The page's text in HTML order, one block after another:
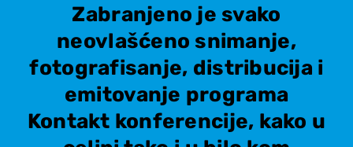
Zabranjeno je svako
neovlašćeno snimanje,
fotografisanje, distribucija i
emitovanje programa
Kontakt konferencije, kako u